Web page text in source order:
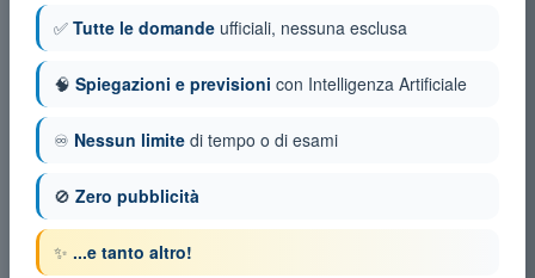
✅ Tutte le domande ufficiali, nessuna esclusa
🧠 Spiegazioni e previsioni con Intelligenza Artificiale
♾️ Nessun limite di tempo o di esami
🚫 Zero pubblicità
✨ ...e tanto altro!